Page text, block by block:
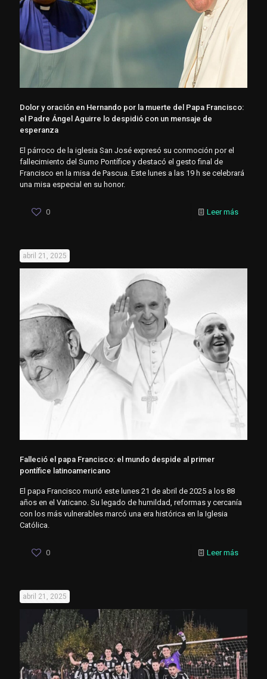
Dolor y oración en Hernando por la muerte del Papa Francisco:
el Padre Ángel Aguirre lo despidió con un mensaje de
esperanza
El párroco de la iglesia San José expresó su conmoción por el
fallecimiento del Sumo Pontífice y destacó el gesto final de
Francisco en la misa de Pascua. Este lunes a las 19 h se celebrará
una misa especial en su honor.
0 Leer más
abril 21, 2025
Falleció el papa Francisco: el mundo despide al primer
pontífice latinoamericano​
El papa Francisco murió este lunes 21 de abril de 2025 a los 88
años en el Vaticano. Su legado de humildad, reformas y cercanía
con los más vulnerables marcó una era histórica en la Iglesia
Católica.​
0 Leer más
abril 21, 2025